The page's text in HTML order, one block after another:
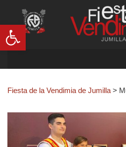
Abrir barra de herramientas
Fiesta de la Vendimia de Jumilla >